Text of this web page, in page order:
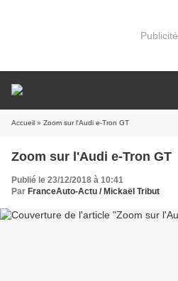
Publicité
Accueil » Zoom sur l'Audi e-Tron GT
Zoom sur l'Audi e-Tron GT
Publié le 23/12/2018 à 10:41
Par FranceAuto-Actu / Mickaël Tribut